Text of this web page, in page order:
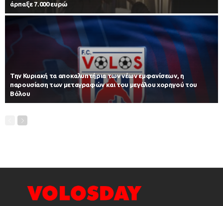
άρπαξε 7.000 ευρώ
Την Κυριακή τα αποκαλυπτήρια των νέων εμφανίσεων, η
παρουσίαση των μεταγραφών και του μεγάλου χορηγού του
Βόλου